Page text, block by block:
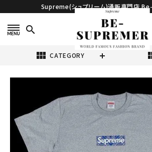
Supreme(シュプリーム)通販専門店
search
view_module CATEGORY